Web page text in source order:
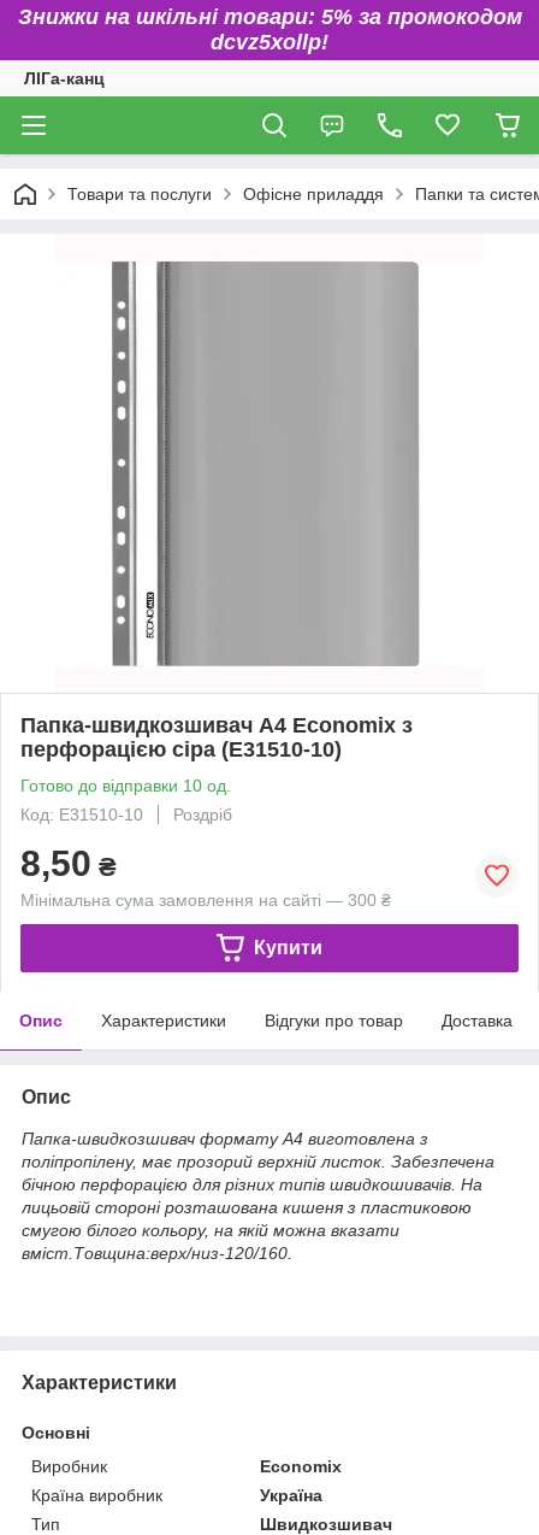
Знижки на шкільні товари: 5% за промокодом
dcvz5xollp!
ЛІГа-канц
Товари та послуги Офісне приладдя Папки та
Папка-швидкозшивач A4 Economix з
перфорацією сіра (E31510-10)
Готово до відправки 10 од.
Код: E31510-10
Роздріб
8,50 ₴
Мінімальна сума замовлення на сайті — 300 ₴
Купити
Опис Характеристики Відгуки про товар Доставка
Опис
Папка-швидкозшивач формату А4 виготовлена з
поліпропілену, має прозорий верхній листок. Забезпечена
бічною перфорацією для різних типів швидкошивачів. На
лицьовій стороні розташована кишеня з пластиковою
смугою білого кольору, на якій можна вказати
вміст.Товщина:верх/низ-120/160.
Характеристики
Основні
Виробник
Economix
Країна виробник
Україна
Тип
Швидкозшивач